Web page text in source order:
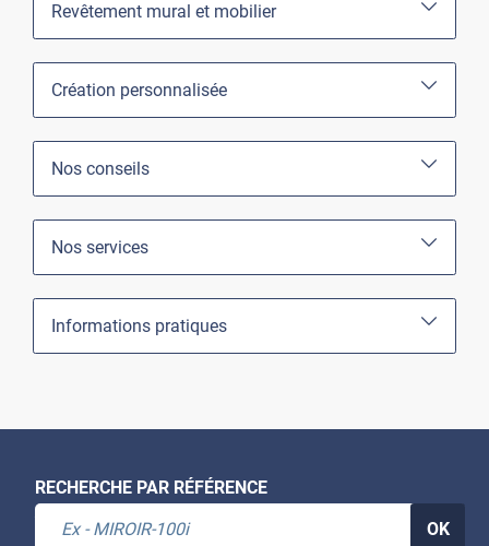
Revêtement mural et mobilier
Création personnalisée
Nos conseils
Nos services
Informations pratiques
RECHERCHE PAR RÉFÉRENCE
OK